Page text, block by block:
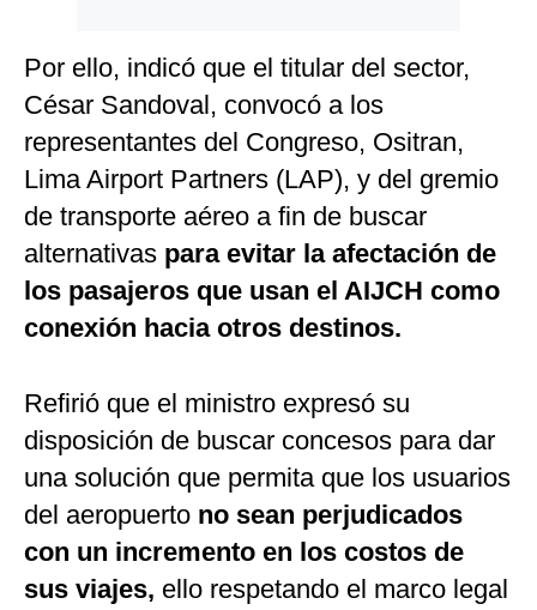
Por ello, indicó que el titular del sector,
César Sandoval, convocó a los
representantes del Congreso, Ositran,
Lima Airport Partners (LAP), y del gremio
de transporte aéreo a fin de buscar
alternativas para evitar la afectación de
los pasajeros que usan el AIJCH como
conexión hacia otros destinos.
Refirió que el ministro expresó su
disposición de buscar concesos para dar
una solución que permita que los usuarios
del aeropuerto no sean perjudicados
con un incremento en los costos de
sus viajes, ello respetando el marco legal